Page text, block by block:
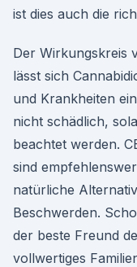
ist dies auch die
Der Wirkungskreis
lässt sich
und Krankheiten
nicht schädlich,
beachtet werden.
sind
natürliche
Beschwerden.
der beste Freund
vollwertiges